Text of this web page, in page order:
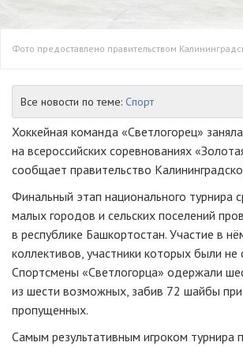
Фото предоставлено правительством
Все новости по теме: Спорт
Хоккейная команда «Светлогорец»
на всероссийских соревнованиях
сообщает правительство
Финальный этап национального турнира
малых городов и сельских поселений
в республике Башкортостан. Участие в
коллективов, участники которых были не
Спортсмены «Светлогорца» одержали
из шести возможных, забив 72 шайбы
пропущенных.
Самым результативным игроком турнира